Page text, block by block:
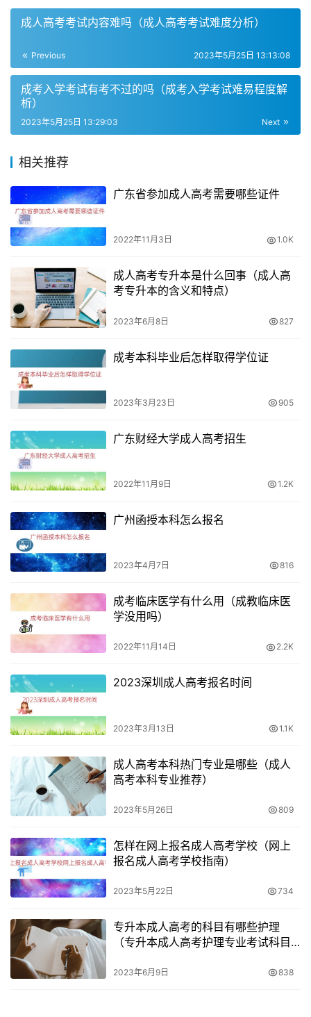
在选择成人大专专业时，需要考虑自己的兴趣和能力。选择
多个专业需要根据自己的兴趣和职业规划来确定，不要盲目
跟风或追求所谓的热门专业。成人大专可以选择工商管理、
学前教育、金融、计算机等专业，所涵盖的专业还是很多
的，而且除了医学有一些限制之外，其他的专业考生都可以
选择。
成考大专可以选的专业
成考大专可以选择的专业有人力资源管理、行政管理、物流
管理等，这些都是比较实用的专业。成考生需要根据自己的
实际情况进行选择。适合男生就业的一些成考专业有机械设
考虑就业前景
在选择成人大专专业时，还需要考虑就业前景。一些热门专
一些小众专业如学前教育、园林设计等就业前景相对较窄，
但是如果考生对这些专业有浓厚的兴趣，也可以选择。
考虑个人情况
最后，在选择成人大专专业时，还需要考虑个人的情况。例
如，是否有工作经验、是否有家庭负担等。如果考生已经有
了相关工作经验，可以选择与自己工作相关的专业进行学
担，可以选择弹性较大的专业进行学习，如网络教育、旅游
管理等。
成人高考考试内容难吗（成人高考考试难度分析）
Previous 2023年5月25日 13:13:08
成考入学考试有考不过的吗（成考入学考试难易程度解
析）
Next
2023年5月25日 13:29:03
相关推荐
广东省参加成人高考需要哪些证件
2022年11月3日 1.0K
成人高考专升本是什么回事（成人高
考专升本的含义和特点）
2023年6月8日 827
成考本科毕业后怎样取得学位证
2023年3月23日 905
广东财经大学成人高考招生
2022年11月9日 1.2K
广州函授本科怎么报名
2023年4月7日 816
成考临床医学有什么用（成教临床医
学没用吗）
2022年11月14日 2.2K
2023深圳成人高考报名时间
2023年3月13日 1.1K
成人高考本科热门专业是哪些（成人
高考本科专业推荐）
2023年5月26日 809
怎样在网上报名成人高考学校（网上
报名成人高考学校指南）
2023年5月22日 734
专升本成人高考的科目有哪些护理
（专升本成人高考护理专业考试科目
2023年6月9日 838